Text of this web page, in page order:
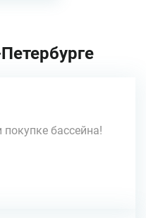
бассейна!